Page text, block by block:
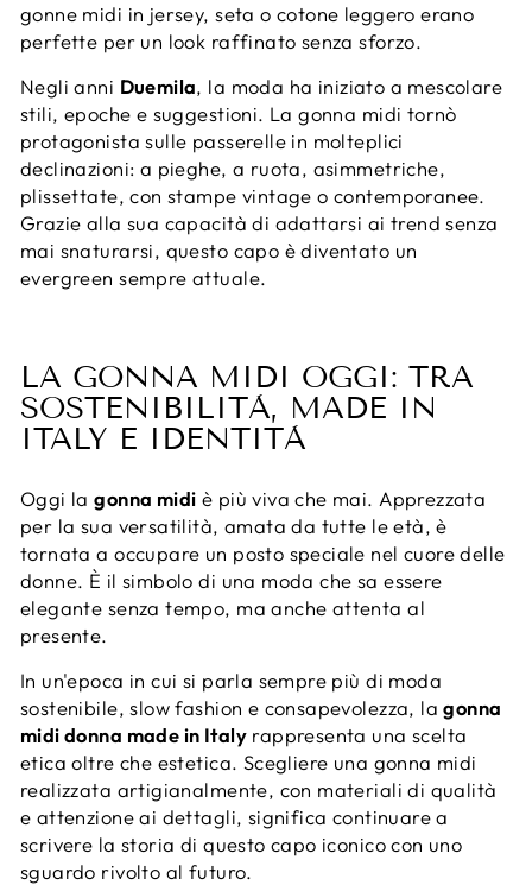
gonne midi in jersey, seta o cotone leggero erano
perfette per un look raffinato senza sforzo.
Negli anni Duemila, la moda ha iniziato a mescolare
stili, epoche e suggestioni. La gonna midi tornò
protagonista sulle passerelle in molteplici
declinazioni: a pieghe, a ruota, asimmetriche,
plissettate, con stampe vintage o contemporanee.
Grazie alla sua capacità di adattarsi ai trend senza
mai snaturarsi, questo capo è diventato un
evergreen sempre attuale.
LA GONNA MIDI OGGI: TRA
SOSTENIBILITÀ, MADE IN
ITALY E IDENTITÀ
Oggi lagonna midi è più viva che mai. Apprezzata
per la sua versatilità, amata da tutte le età, è
tornata a occupare un posto speciale nel cuore delle
donne. È il simbolo di una moda che sa essere
elegante senza tempo, ma anche attenta al
presente.
In un'epoca in cui si parla sempre più di moda
sostenibile, slow fashion e consapevolezza, lagonna
midi donna made in Italyrappresenta una scelta
etica oltre che estetica. Scegliere una gonna midi
realizzata artigianalmente, con materiali di qualità
e attenzione ai dettagli, significa continuare a
scrivere la storia di questo capo iconico con uno
sguardo rivolto al futuro.